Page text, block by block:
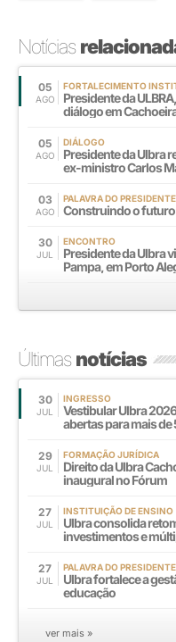
Notícias
05
AGO
FORTALECIMENTO
Presidente da
diálogo em
05
AGO
DIÁLOGO
Presidente da Ulbra
ex-ministro Carlos
03
AGO
PALAVRA DO PRESIDENTE
Construindo o futuro
30
JUL
ENCONTRO
Presidente da Ulbra
Pampa, em Porto
Últimasnotícias
30
JUL
INGRESSO
Vestibular Ulbra
abertas para mais
29
JUL
FORMAÇÃO JURÍDICA
Direito da Ulbra
inaugural no Fórum
27
JUL
INSTITUIÇÃO DE ENSINO
Ulbra consolida
investimentos e
27
JUL
PALAVRA DO PRESIDENTE
Ulbra fortalece a
educação
ver mais »